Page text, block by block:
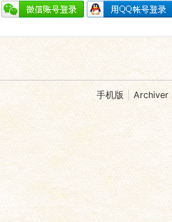
手机版 Archiver